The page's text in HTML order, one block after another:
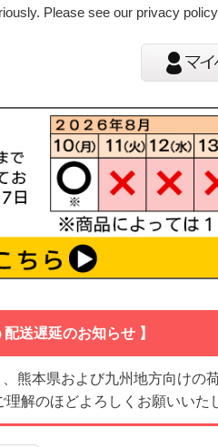
送遅延のお知らせ 】
熊本県および九州地方向けの
解のほどよろしくお願いいた
Please see our privacy